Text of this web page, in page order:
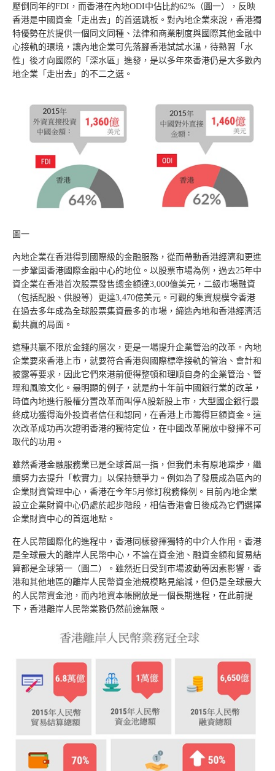
壓倒同年的FDI，而香港在內地ODI中佔比約62%（圖一），反映
香港是中國資金「走出去」的首選跳板。對內地企業來說，香港獨
特優勢在於提供一個同文同種、法律和商業制度與國際其他金融中
心接軌的環境，讓內地企業可先落腳香港試試水溫，待熟習「水
性」後才向國際的「深水區」進發，是以多年來香港仍是大多數內
地企業「走出去」的不二之選。
圖一
內地企業在香港得到國際級的金融服務，從而帶動香港經濟和更進
一步鞏固香港國際金融中心的地位。以股票市場為例，過去25年中
資企業在香港首次股票發售總金額達3,000億美元，二級市場融資
（包括配股、供股等）更達3,470億美元。可觀的集資規模令香港
在過去多年成為全球股票集資最多的市場，締造內地和香港經濟活
動共贏的局面。
這種共贏不限於金錢的層次，更是一場提升企業管治的改革。內地
企業要來香港上市，就要符合香港與國際標準接軌的管治、會計和
披露等要求，因此它們來港前便得整頓和理順自身的企業管治、管
理和風險文化。最明顯的例子，就是約十年前中國銀行業的改革，
時值內地進行股權分置改革而叫停A股新股上市，大型國企銀行最
終成功獲得海外投資者信任和認同，在香港上市籌得巨額資金。這
次改革成功再次證明香港的獨特定位，在中國改革開放中發揮不可
取代的功用。
雖然香港金融服務業已是全球首屈一指，但我們未有原地踏步，繼
續努力去提升「軟實力」以保持競爭力。例如為了發展成為區內的
企業財資管理中心，香港在今年5月修訂稅務條例。目前內地企業
設立企業財資中心仍處於起步階段，相信香港會日後成為它們選擇
企業財資中心的首選地點。
在人民幣國際化的進程中，香港同樣發揮獨特的中介人作用。香港
是全球最大的離岸人民幣中心，不論在資金池、融資金額和貿易結
算都是全球第一（圖二）。雖然近日受到市場波動等因素影響，香
港和其他地區的離岸人民幣資金池規模略見縮減，但仍是全球最大
的人民幣資金池，而內地資本帳開放是一個長期進程，在此前提
下，香港離岸人民幣業務仍然前途無限。